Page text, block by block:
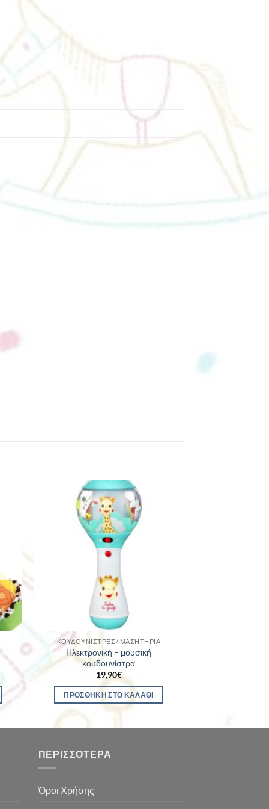
ΚΟΥΔΟΥΝΊΣΤΡΕΣ/ ΜΑΣΗΤΉΡΙΑ
Ηλεκτρονική – μουσική
κουδουνίστρα
19,90€
ΠΡΟΣΘΉΚΗ ΣΤΟ ΚΑΛΆΘΙ
ΠΕΡΙΣΣΌΤΕΡΑ
Όροι Χρήσης